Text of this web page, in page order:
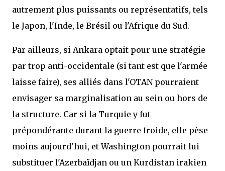
autrement plus puissants ou représentatifs, tels
le Japon, l'Inde, le Brésil ou l'Afrique du Sud.
Par ailleurs, si Ankara optait pour une stratégie
par trop anti-occidentale (si tant est que l'armée
laisse faire), ses alliés dans l'OTAN pourraient
envisager sa marginalisation au sein ou hors de
la structure. Car si la Turquie y fut
prépondérante durant la guerre froide, elle pèse
moins aujourd'hui, et Washington pourrait lui
substituer l'Azerbaïdjan ou un Kurdistan irakien